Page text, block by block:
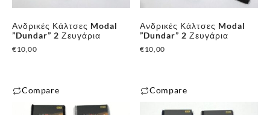
Ανδρικές Κάλτσες Modal
”Dundar” 2 Ζευγάρια
€10,00
Compare
Ανδρικές Κάλτσες Modal
”Dundar” 2 Ζευγάρια
€10,00
Compare